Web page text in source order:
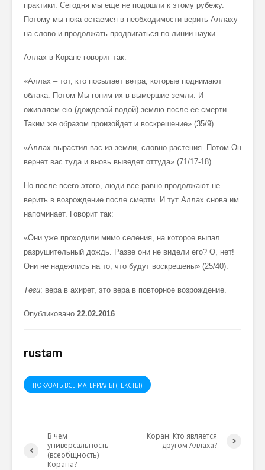
практики. Сегодня мы еще не подошли к этому рубежу.
Потому мы пока остаемся в необходимости верить Аллаху
на слово и продолжать продвигаться по линии науки…
Аллах в Коране говорит так:
«Аллах – тот, кто посылает ветра, которые поднимают
облака. Потом Мы гоним их в вымершие земли. И
оживляем ею (дождевой водой) землю после ее смерти.
Таким же образом произойдет и воскрешение» (35/9).
«Аллах вырастил вас из земли, словно растения. Потом Он
вернет вас туда и вновь выведет оттуда» (71/17-18).
Но после всего этого, люди все равно продолжают не
верить в возрождение после смерти. И тут Аллах снова им
напоминает. Говорит так:
«Они уже проходили мимо селения, на которое выпал
разрушительный дождь. Разве они не видели его? О, нет!
Они не надеялись на то, что будут воскрешены» (25/40).
Теги: вера в ахирет, это вера в повторное возрождение.
Опубликовано 22.02.2016
rustam
ПОКАЗАТЬ ВСЕ МАТЕРИАЛЫ (ТЕКСТЫ)
В чем
универсальность
(всеобщность)
Корана?
Коран: Кто является
другом Аллаха?